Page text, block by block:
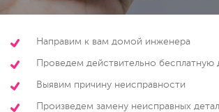
Направим к вам домой инженера
Проведем действительно бесплатную
Выявим причину неисправности
Произведем замену неисправных